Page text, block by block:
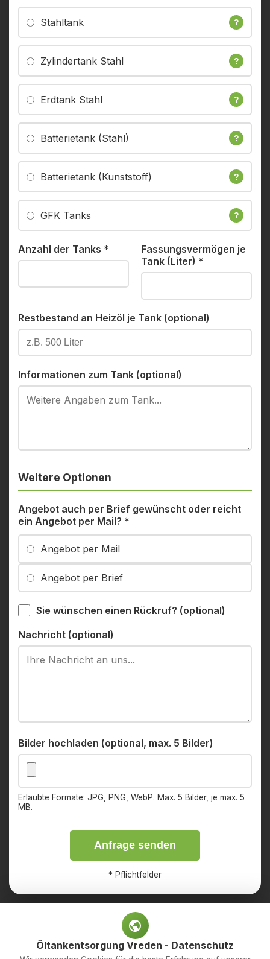
Stahltank ?
Zylindertank Stahl ?
Erdtank Stahl ?
Batterietank (Stahl) ?
Batterietank (Kunststoff) ?
GFK Tanks ?
Anzahl der Tanks *
Fassungsvermögen je
Tank (Liter) *
Restbestand an Heizöl je Tank (optional)
Informationen zum Tank (optional)
Weitere Optionen
Angebot auch per Brief gewünscht oder reicht
ein Angebot per Mail? *
Angebot per Mail
Angebot per Brief
Sie wünschen einen Rückruf? (optional)
Nachricht (optional)
Bilder hochladen (optional, max. 5 Bilder)
Erlaubte Formate: JPG, PNG, WebP. Max. 5 Bilder, je max. 5
MB.
Anfrage senden
* Pflichtfelder
ImpressumDatenschutz
Öltankentsorgung Vreden - Datenschutz